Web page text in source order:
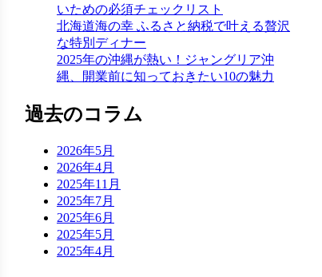
いための必須チェックリスト
北海道海の幸 ふるさと納税で叶える贅沢
な特別ディナー
2025年の沖縄が熱い！ジャングリア沖
縄、開業前に知っておきたい10の魅力
過去のコラム
2026年5月
2026年4月
2025年11月
2025年7月
2025年6月
2025年5月
2025年4月